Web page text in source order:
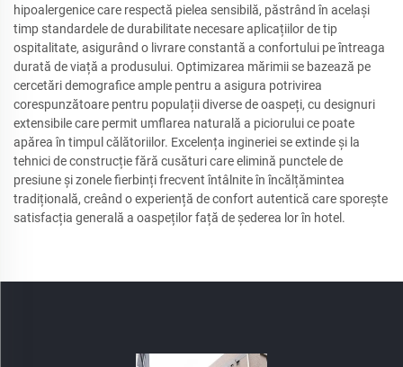
hipoalergenice care respectă pielea sensibilă, păstrând în același
timp standardele de durabilitate necesare aplicațiilor de tip
ospitalitate, asigurând o livrare constantă a confortului pe întreaga
durată de viață a produsului. Optimizarea mărimii se bazează pe
cercetări demografice ample pentru a asigura potrivirea
corespunzătoare pentru populații diverse de oaspeți, cu designuri
extensibile care permit umflarea naturală a piciorului ce poate
apărea în timpul călătoriilor. Excelența ingineriei se extinde și la
tehnici de construcție fără cusături care elimină punctele de
presiune și zonele fierbinți frecvent întâlnite în încălțămintea
tradițională, creând o experiență de confort autentică care sporește
satisfacția generală a oaspeților față de șederea lor în hotel.